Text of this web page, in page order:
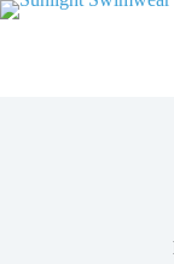
Μετάβαση